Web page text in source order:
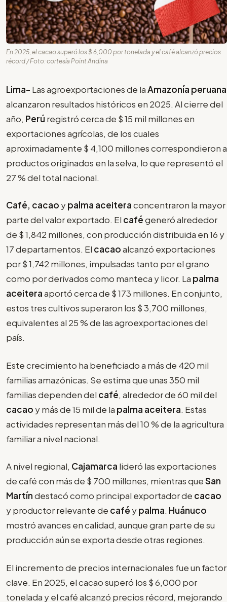
En 2025, el cacao superó los $ 6,000 por tonelada y el café alcanzó precios
récord / Foto: cortesía Point Andina
Lima- Las agroexportaciones de laAmazonía peruana
alcanzaron resultados históricos en 2025. Al cierre del
año, Perú registró cerca de $ 15 mil millones en
exportaciones agrícolas, de los cuales
aproximadamente $ 4,100 millones correspondieron a
productos originados en la selva, lo que representó el
27 % del total nacional.
Café, cacao ypalma aceiteraconcentraron la mayor
parte del valor exportado. El cafégeneró alrededor
de $ 1,842 millones, con producción distribuida en 16 y
17 departamentos. El cacaoalcanzó exportaciones
por $ 1,742 millones, impulsadas tanto por el grano
como por derivados como manteca y licor. La palma
aceiteraaportó cerca de $ 173 millones. En conjunto,
estos tres cultivos superaron los $ 3,700 millones,
equivalentes al 25 % de las agroexportaciones del
país.
Este crecimiento ha beneficiado a más de 420 mil
familias amazónicas. Se estima que unas 350 mil
familias dependen del café, alrededor de 60 mil del
cacao y más de 15 mil de la palma aceitera. Estas
actividades representan más del 10 % de la agricultura
familiar a nivel nacional.
A nivel regional, Cajamarca lideró las exportaciones
de café con más de $ 700 millones, mientras queSan
Martíndestacó como principal exportador de cacao
y productor relevante de café ypalma. Huánuco
mostró avances en calidad, aunque gran parte de su
producción aún se exporta desde otras regiones.
El incremento de precios internacionales fue un factor
clave. En 2025, el cacao superó los $ 6,000 por
tonelada y el café alcanzó precios récord, mejorando